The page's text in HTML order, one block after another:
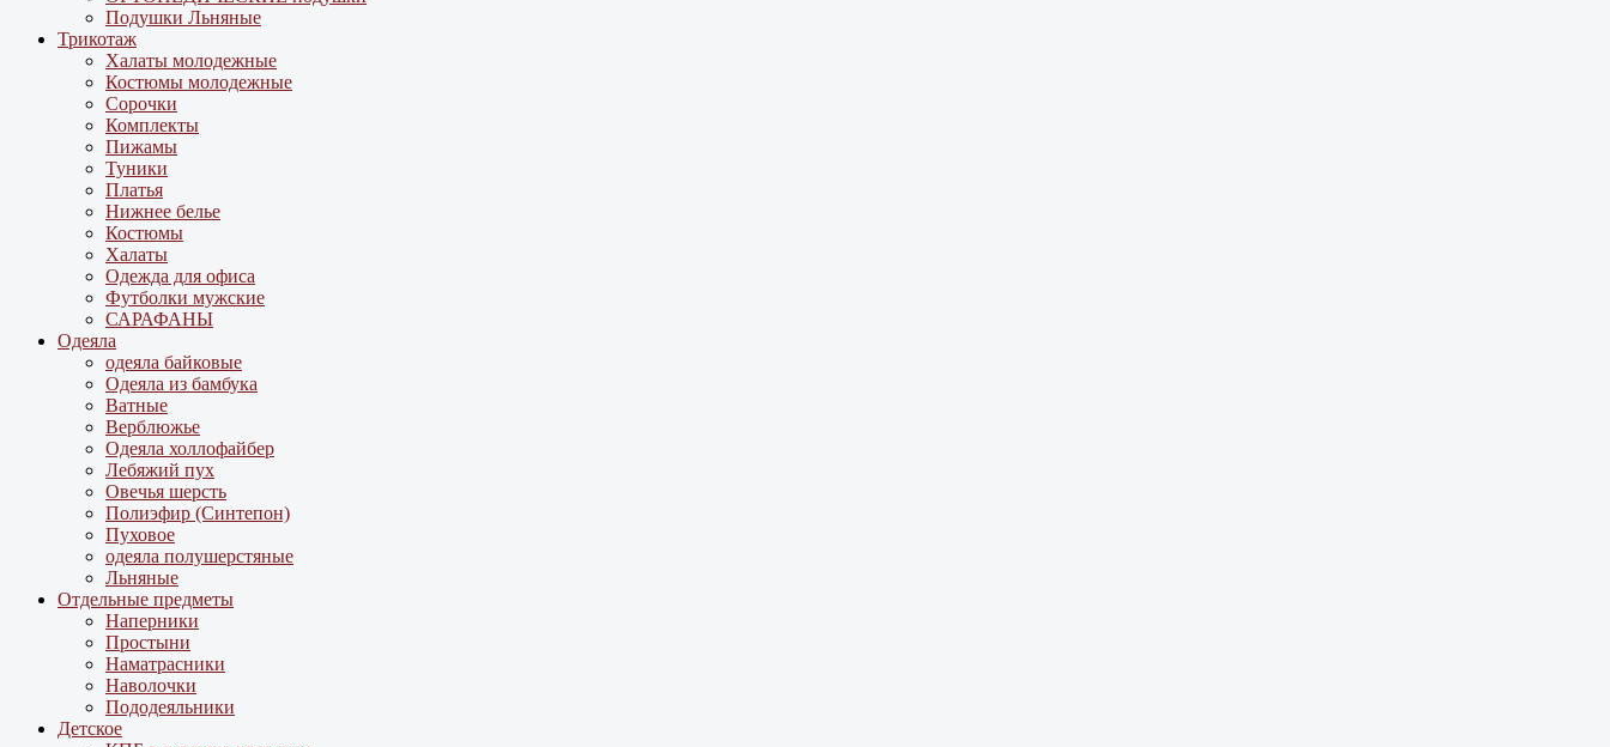
Подушки Льняные
Трикотаж
Халаты молодежные
Костюмы молодежные
Сорочки
Комплекты
Пижамы
Туники
Платья
Нижнее белье
Костюмы
Халаты
Одежда для офиса
Футболки мужские
САРАФАНЫ
Одеяла
одеяла байковые
Одеяла из бамбука
Ватные
Верблюжье
Одеяла холлофайбер
Лебяжий пух
Овечья шерсть
Полиэфир (Синтепон)
Пуховое
одеяла полушерстяные
Льняные
Отдельные предметы
Наперники
Простыни
Наматрасники
Наволочки
Пододеяльники
Детское